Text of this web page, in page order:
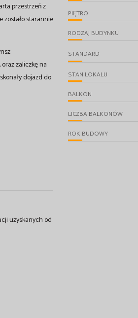
przestrzeń z
zostało starannie
zaliczkę na
dojazd do
uzyskanych od
PIĘTRO
RODZAJ BUDYNKU
STANDARD
STAN LOKALU
BALKON
LICZBA BALKONÓW
ROK BUDOWY